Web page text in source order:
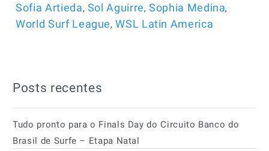
Sofia Artieda, Sol Aguirre,Sophia Medina,
World Surf League,WSL Latin America
Posts recentes
Tudo pronto para o Finals Day do Circuito Banco do
Brasil de Surfe – Etapa Natal